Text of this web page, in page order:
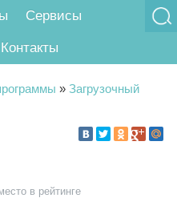
Сервисы
Контакты
» Загрузочный
в рейтинге